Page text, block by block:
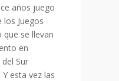
años juego
Juegos
que se llevan
en
Sur
esta vez las